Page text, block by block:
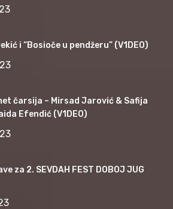
i “Bosioče u pendžeru” (V1DEO)
čarsija – Mirsad Jarović & Safija
Efendić (V1DEO)
za 2. SEVDAH FEST DOBOJ JUG